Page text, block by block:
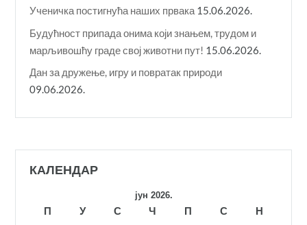
Ученичка постигнућа наших првака 15.06.2026.
Будућност припада онима који знањем, трудом и
марљивошћу граде свој животни пут! 15.06.2026.
Дан за дружење, игру и повратак природи
09.06.2026.
КАЛЕНДАР
јун 2026.
П У С Ч П С
Н